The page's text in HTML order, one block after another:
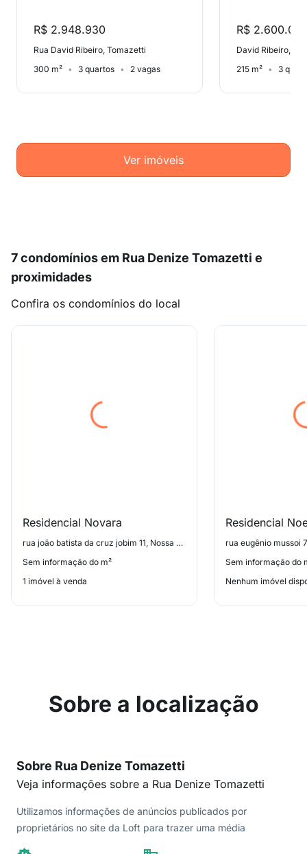
R$ 2.948.930
Rua David Ribeiro, Tomazetti
300 m²
3 quartos 2 vagas
R$
David Ribeiro,
215 m²
3
Ver imóveis
7 condomínios em Rua Denize Tomazetti e
proximidades
Confira os condomínios do local
Residencial Novara
rua joão batista da cruz jobim 11, Nossa Senhora Medianeira
Sem informação do m²
1 imóvel à venda
Residencial
rua eugênio mussoi
Sem informação do
Nenhum imóvel
Sobre a localização
Sobre Rua Denize Tomazetti
Veja informações sobre a Rua Denize Tomazetti
Utilizamos informações de anúncios publicados por
proprietários no site da Loft para trazer uma média